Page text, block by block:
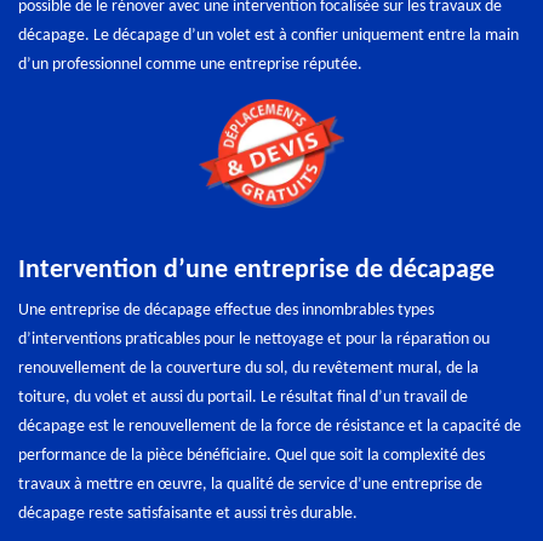
possible de le rénover avec une intervention focalisée sur les travaux de
décapage. Le décapage d’un volet est à confier uniquement entre la main
d’un professionnel comme une entreprise réputée.
Intervention d’une entreprise de décapage
Une entreprise de décapage effectue des innombrables types
d’interventions praticables pour le nettoyage et pour la réparation ou
renouvellement de la couverture du sol, du revêtement mural, de la
toiture, du volet et aussi du portail. Le résultat final d’un travail de
décapage est le renouvellement de la force de résistance et la capacité de
performance de la pièce bénéficiaire. Quel que soit la complexité des
travaux à mettre en œuvre, la qualité de service d’une entreprise de
décapage reste satisfaisante et aussi très durable.